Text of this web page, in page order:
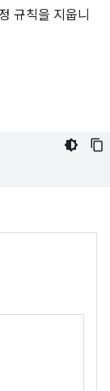
규칙을 지웁니